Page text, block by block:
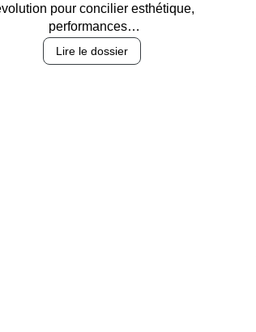
des revêtements et intégration…
Lire le dossier